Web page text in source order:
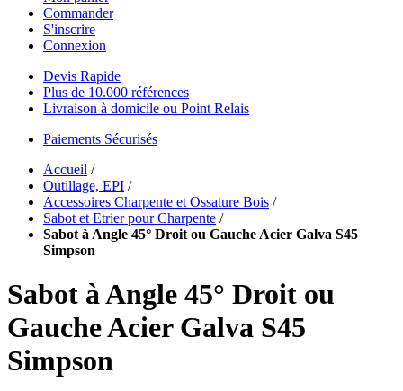
Commander
S'inscrire
Connexion
Devis Rapide
Plus de 10.000 références
Livraison à domicile ou Point Relais
Paiements Sécurisés
Accueil /
Outillage, EPI /
Accessoires Charpente et Ossature Bois /
Sabot et Etrier pour Charpente /
Sabot à Angle 45° Droit ou Gauche Acier Galva S45
Simpson
Sabot à Angle 45° Droit ou
Gauche Acier Galva S45
Simpson